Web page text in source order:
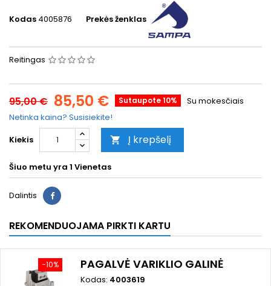
Kodas 4005876 Prekės ženklas
Reitingas
95,00 € 85,50 € Sutaupote 10%
Su mokesčiais
Netinka kaina? Susisiekite!
Kiekis
 Į krepšelį
Šiuo metu yra 1 Vienetas
Dalintis
REKOMENDUOJAMA PIRKTI KARTU
−10% PAGALVĖ VARIKLIO GALINĖ
Kodas: 4003619